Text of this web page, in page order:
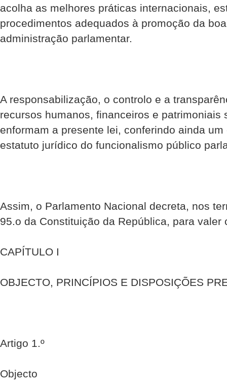
acolha as melhores práticas internacionais,
procedimentos adequados à promoção da
administração parlamentar.
A responsabilização, o controlo e a
recursos humanos, financeiros e patrimoniais
enformam a presente lei, conferindo ainda
estatuto jurídico do funcionalismo público
Assim, o Parlamento Nacional decreta, nos
95.o da Constituição da República, para valer
CAPÍTULO I
OBJECTO, PRINCÍPIOS E DISPOSIÇÕES
Artigo 1.º
Objecto